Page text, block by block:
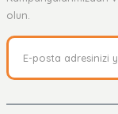
olun.